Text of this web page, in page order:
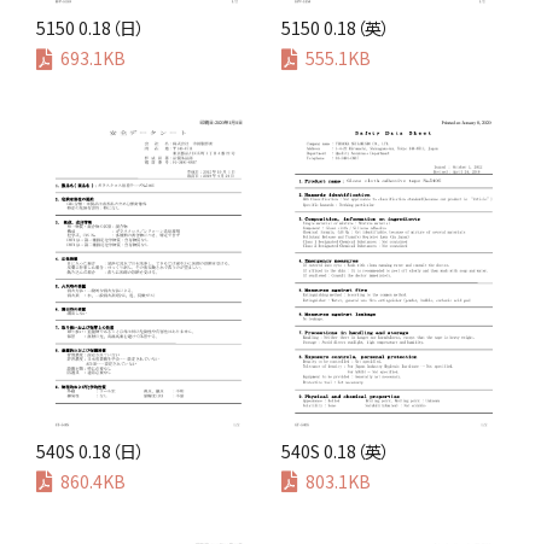
5150 0.18（日）
693.1KB
5150 0.18（英）
555.1KB
540S 0.18（日）
860.4KB
540S 0.18（英）
803.1KB